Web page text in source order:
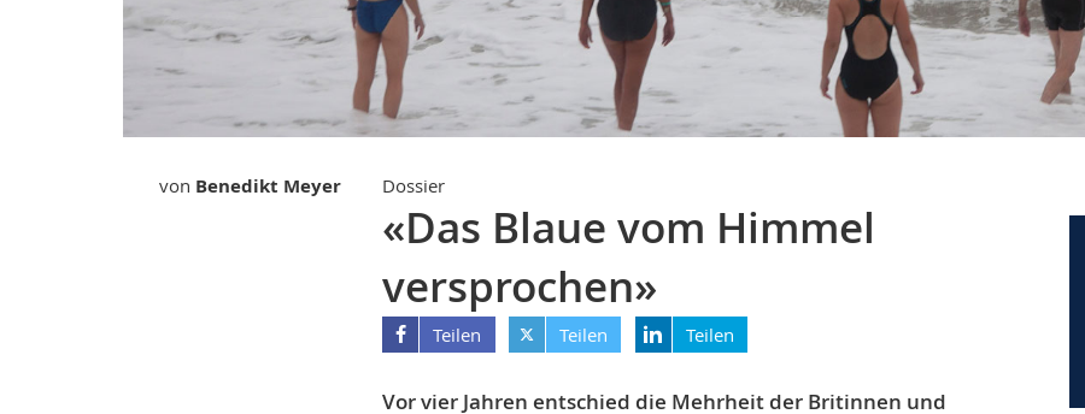
von Benedikt Meyer Dossier
«Das Blaue vom Himmel
versprochen»
Teilen Teilen Teilen
Vor vier Jahren entschied die Mehrheit der Britinnen und